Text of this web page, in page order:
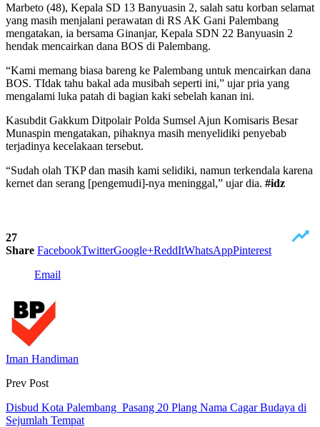
Marbeto (48), Kepala SD 13 Banyuasin 2, salah satu korban selamat
yang masih menjalani perawatan di RS AK Gani Palembang
mengatakan, ia bersama Ginanjar, Kepala SDN 22 Banyuasin 2
hendak mencairkan dana BOS di Palembang.
“Kami memang biasa bareng ke Palembang untuk mencairkan dana
BOS. TIdak tahu bakal ada musibah seperti ini,” ujar pria yang
mengalami luka patah di bagian kaki sebelah kanan ini.
Kasubdit Gakkum Ditpolair Polda Sumsel Ajun Komisaris Besar
Munaspin mengatakan, pihaknya masih menyelidiki penyebab
terjadinya kecelakaan tersebut.
“Sudah olah TKP dan masih kami selidiki, namun terkendala karena
kernet dan serang [pengemudi]-nya meninggal,” ujar dia. #idz
27
Share FacebookTwitterGoogle+ReddItWhatsAppPinterest
Email
Iman Handiman
Prev Post
Disbud Kota Palembang Pasang 20 Plang Nama Cagar Budaya di
Sejumlah Tempat